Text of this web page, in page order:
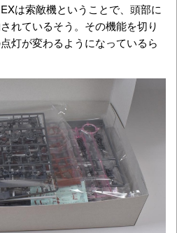
は索敵機ということで、頭部に
れているそう。その機能を切り
灯が変わるようになっているら